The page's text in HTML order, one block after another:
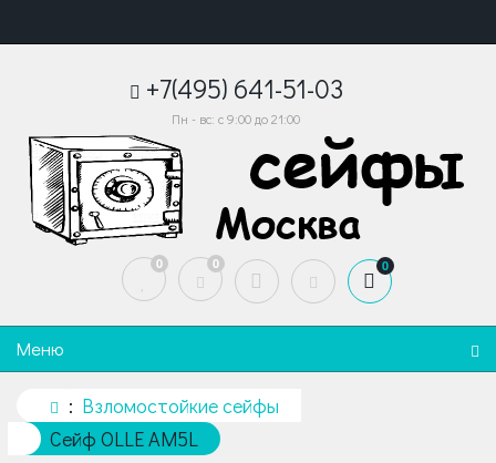
+7(495) 641-51-03
Пн - вс: с 9:00 до 21:00
0 0 0
Меню
Взломостойкие сейфы
Сейф OLLE AM5L